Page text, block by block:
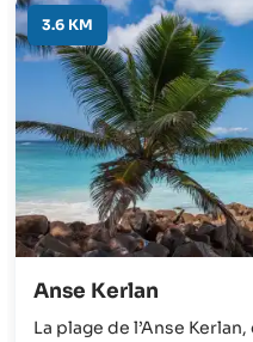
3.6 KM
Anse Kerlan
La plage de l’Anse